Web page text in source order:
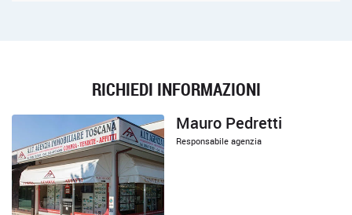
RICHIEDI INFORMAZIONI
Mauro Pedretti
Responsabile agenzia